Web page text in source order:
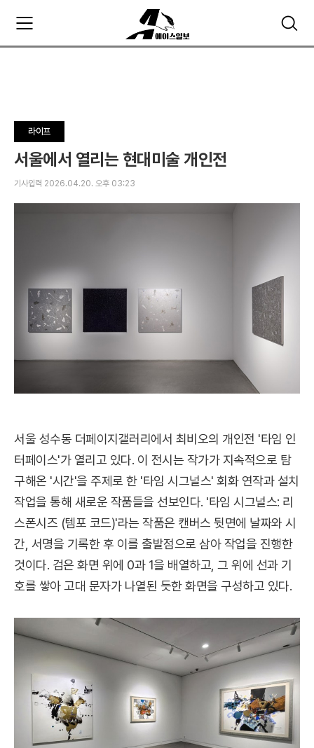
검
색
주
요
펼
치
기
라이프
서울에서 열리는 현대미술 개인전
기사입력 2026.04.20. 오후 03:23
서울 성수동 더페이지갤러리에서 최비오의 개인전 '타임 인
터페이스'가 열리고 있다. 이 전시는 작가가 지속적으로 탐
구해온 '시간'을 주제로 한 '타임 시그널스' 회화 연작과 설치
작업을 통해 새로운 작품들을 선보인다. '타임 시그널스: 리
스폰시즈 (템포 코드)'라는 작품은 캔버스 뒷면에 날짜와 시
간, 서명을 기록한 후 이를 출발점으로 삼아 작업을 진행한
것이다. 검은 화면 위에 0과 1을 배열하고, 그 위에 선과 기
호를 쌓아 고대 문자가 나열된 듯한 화면을 구성하고 있다.